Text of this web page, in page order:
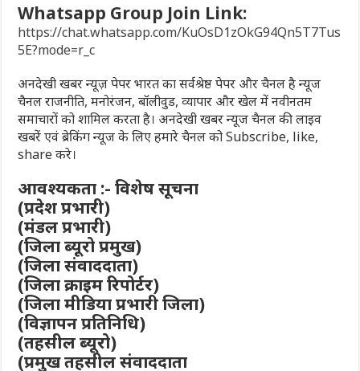
Whatsapp Group Join Link:
https://chat.whatsapp.com/KuOsD1zOkG94Qn5T7Tus
5E?mode=r_c
अनदेखी खबर न्यूज़ पेपर भारत का सर्वश्रेष्ठ पेपर और चैनल है न्यूज
चैनल राजनीति, मनोरंजन, बॉलीवुड, व्यापार और खेल में नवीनतम
समाचारों को शामिल करता है। अनदेखी खबर न्यूज चैनल की लाइव
खबरें एवं ब्रेकिंग न्यूज के लिए हमारे चैनल को Subscribe, like,
share करे।
आवश्यकता :- विशेष सूचना
(प्रदेश प्रभारी)
(मंडल प्रभारी)
(जिला ब्यूरो प्रमुख)
(जिला संवाददाता)
(जिला क्राइम रिपोर्टर)
(जिला मीडिया प्रभारी जिला)
(विज्ञापन प्रतिनिधि)
(तहसील ब्यूरो)
(प्रमुख तहसील संवाददाता